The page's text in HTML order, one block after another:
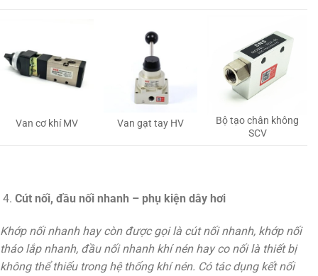
Van cơ khí MV Van gạt tay HV
Bộ tạo chân không
SCV
Cút nối, đầu nối nhanh – phụ kiện dây hơi
Khớp nối nhanh hay còn được gọi là cút nối nhanh, khớp nối
tháo lắp nhanh, đầu nối nhanh khí nén hay co nối là thiết bị
không thể thiếu trong hệ thống khí nén. Có tác dụng kết nối